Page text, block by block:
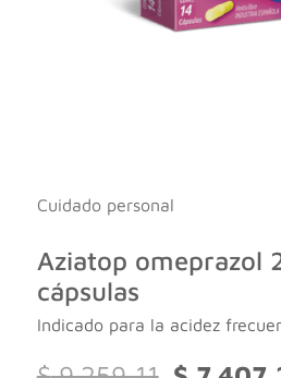
Cuidado personal
Aziatop omeprazol
cápsulas
Indicado para la acidez
El